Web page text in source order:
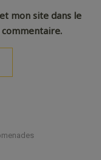
mon site dans le